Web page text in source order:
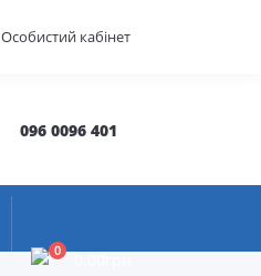
Особистий кабінет
096 0096 401
0